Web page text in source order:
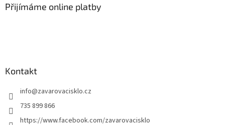
Přijímáme online platby
Kontakt
info@zavarovacisklo.cz
735 899 866
https://www.facebook.com/zavarovacisklo